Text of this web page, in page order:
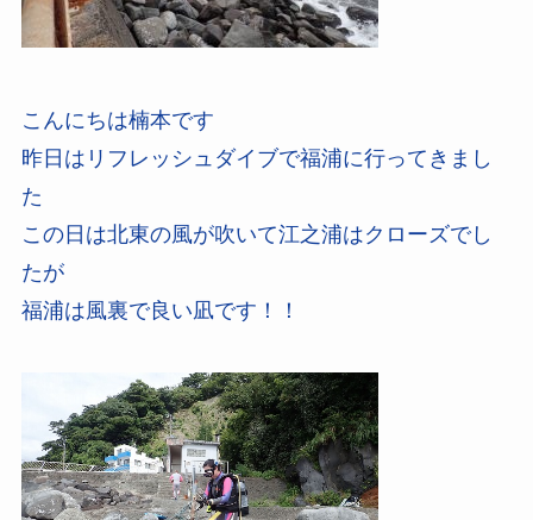
こんにちは楠本です
昨日はリフレッシュダイブで福浦に行ってきまし
た
この日は北東の風が吹いて江之浦はクローズでし
たが
福浦は風裏で良い凪です！！